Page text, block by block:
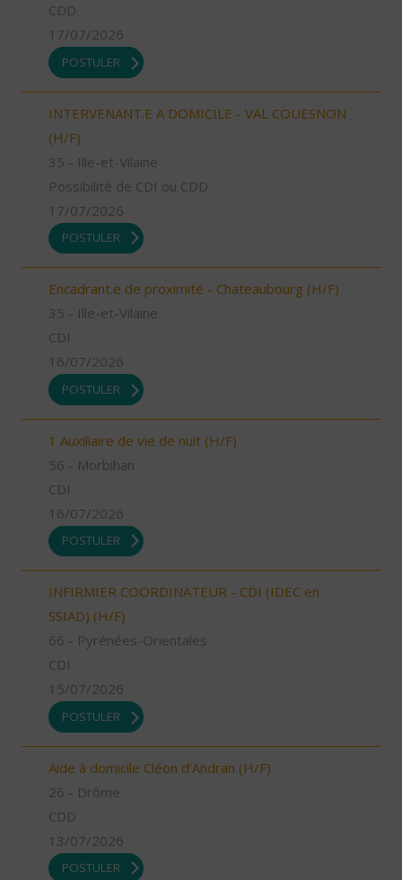
CDD
17/07/2026
POSTULER
INTERVENANT.E A DOMICILE - VAL COUESNON
(H/F)
35 - Ille-et-Vilaine
Possibilité de CDI ou CDD
17/07/2026
POSTULER
Encadrant.e de proximité - Chateaubourg (H/F)
35 - Ille-et-Vilaine
CDI
16/07/2026
POSTULER
1 Auxiliaire de vie de nuit (H/F)
56 - Morbihan
CDI
16/07/2026
POSTULER
INFIRMIER COORDINATEUR - CDI (IDEC en
SSIAD) (H/F)
66 - Pyrénées-Orientales
CDI
15/07/2026
POSTULER
Aide à domicile Cléon d'Andran (H/F)
26 - Drôme
CDD
13/07/2026
POSTULER